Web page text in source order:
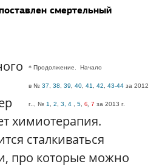
смертельный
* Продолжение. Начало
в № 37 38 39 40 41 42 43-44 за 2012
г. ., № 1 2 3, 4 5 6 7 за 2013 г.
химиотерапия.
сталкиваться
про которые можно